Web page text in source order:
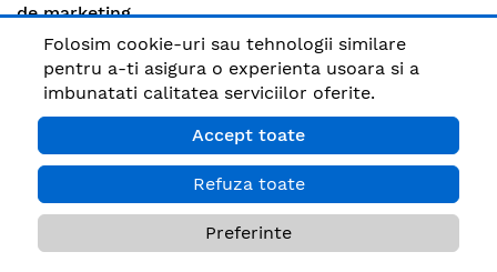
de marketing.
2.7. Realizarea profilurilor in scopuri de
marketing
exemplu prin efectuarea unei achizitii, creearea unui
cont, sau prin furnizarea catre noi a numelui dvs.,
adresei e-mail sau a numarului de telefon, atunci noi
putem corela datele personale obtinute despre dvs.
in conformitate cu sectiunile de mai sus, inclusiv
date obtinute ca urmare a utilizarii website-ului
Folosim cookie-uri sau tehnologii similare
pentru a-ti asigura o experienta usoara si a
imbunatati calitatea serviciilor oferite.
Accept toate
Refuza toate
Preferinte